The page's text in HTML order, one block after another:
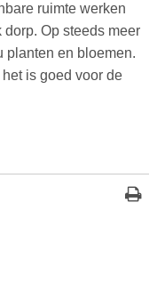
ruimte werken
Op steeds meer
planten en bloemen.
is goed voor de